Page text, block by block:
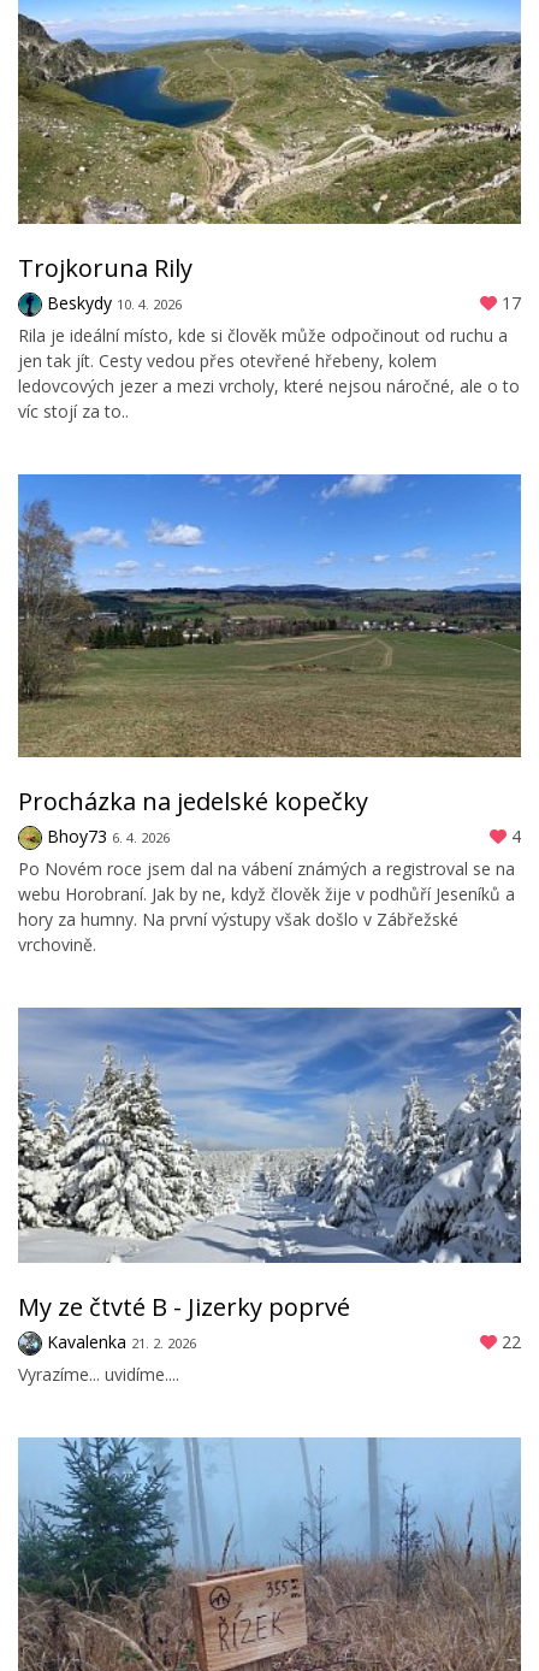
Trojkoruna Rily
Beskydy 10. 4. 2026
17
Rila je ideální místo, kde si člověk může odpočinout od ruchu a
jen tak jít. Cesty vedou přes otevřené hřebeny, kolem
ledovcových jezer a mezi vrcholy, které nejsou náročné, ale o to
víc stojí za to..
Procházka na jedelské kopečky
Bhoy73 6. 4. 2026
4
Po Novém roce jsem dal na vábení známých a registroval se na
webu Horobraní. Jak by ne, když člověk žije v podhůří Jeseníků a
hory za humny. Na první výstupy však došlo v Zábřežské
vrchovině.
My ze čtvté B - Jizerky poprvé
Kavalenka 21. 2. 2026
22
Vyrazíme... uvidíme....